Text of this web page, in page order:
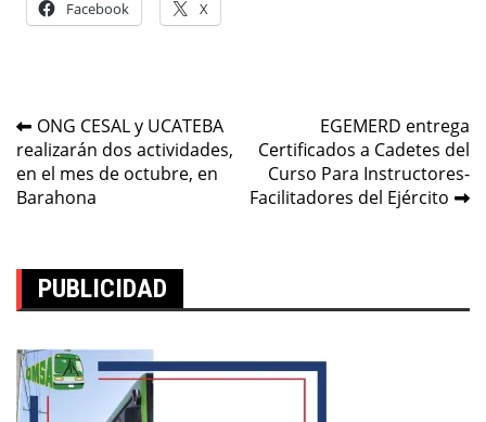
Facebook X
Navegación
de
entradas
ONG CESAL y UCATEBA
realizarán dos actividades,
en el mes de octubre, en
Barahona
EGEMERD entrega
Certificados a Cadetes del
Curso Para Instructores-
Facilitadores del Ejército
PUBLICIDAD